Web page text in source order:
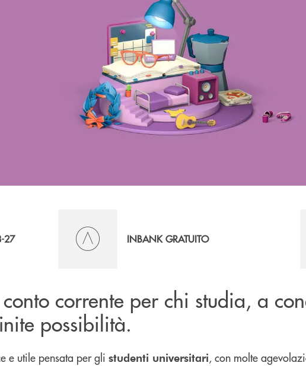
27 INBANK GRATUITO
corrente per chi studia, a
possibilità.
e utile pensata per gli studenti universitari, con molte